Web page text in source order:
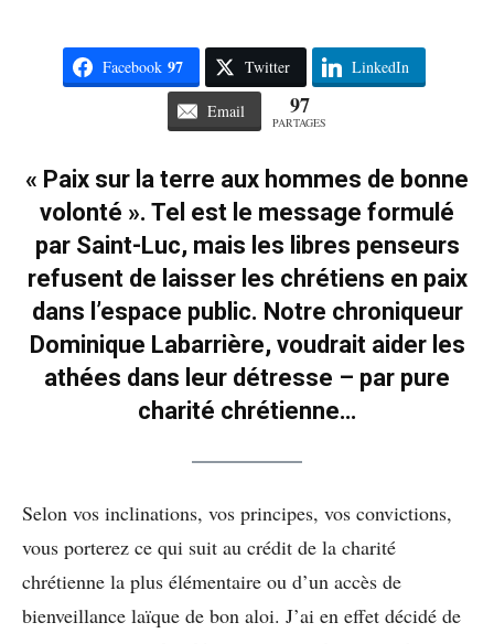
Facebook 97 Twitter LinkedIn
Email 97
PARTAGES
« Paix sur la terre aux hommes de bonne
volonté ». Tel est le message formulé
par Saint-Luc, mais les libres penseurs
refusent de laisser les chrétiens en paix
dans l’espace public. Notre chroniqueur
Dominique Labarrière, voudrait aider les
athées dans leur détresse – par pure
charité chrétienne…
Selon vos inclinations, vos principes, vos convictions,
vous porterez ce qui suit au crédit de la charité
chrétienne la plus élémentaire ou d’un accès de
bienveillance laïque de bon aloi. J’ai en effet décidé de